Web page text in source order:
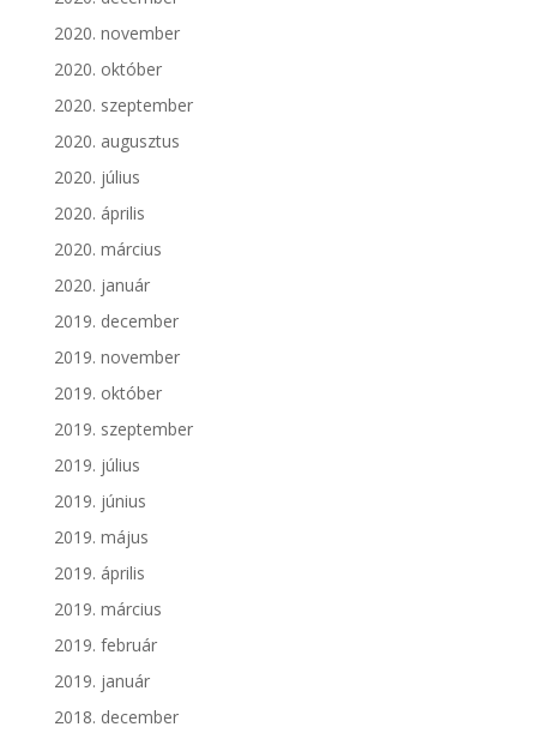
2020. november
2020. október
2020. szeptember
2020. augusztus
2020. július
2020. április
2020. március
2020. január
2019. december
2019. november
2019. október
2019. szeptember
2019. július
2019. június
2019. május
2019. április
2019. március
2019. február
2019. január
2018. december